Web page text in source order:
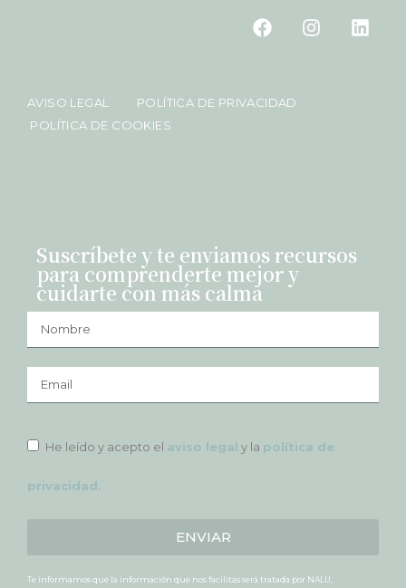
AVISO LEGAL
POLÍTICA DE PRIVACIDAD
POLÍTICA DE COOKIES
Suscríbete y te enviamos recursos
para comprenderte mejor y
cuidarte con más calma
He leído y acepto el aviso legal y la política de
privacidad
ENVIAR
Te informamos que la información que nos facilitas será tratada por NALU,